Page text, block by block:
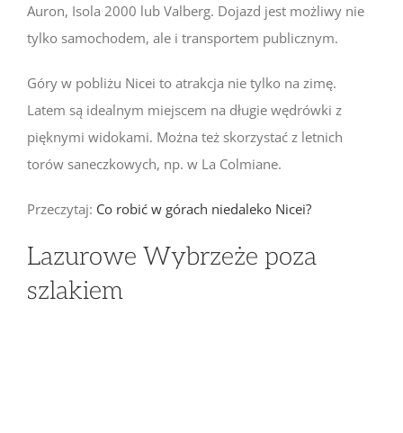
Auron, Isola 2000 lub Valberg. Dojazd jest możliwy nie
tylko samochodem, ale i transportem publicznym.
Góry w pobliżu Nicei to atrakcja nie tylko na zimę.
Latem są idealnym miejscem na długie wędrówki z
pięknymi widokami. Można też skorzystać z letnich
torów saneczkowych, np. w La Colmiane.
Przeczytaj: Co robić w górach niedaleko Nicei?
Lazurowe Wybrzeże poza
szlakiem